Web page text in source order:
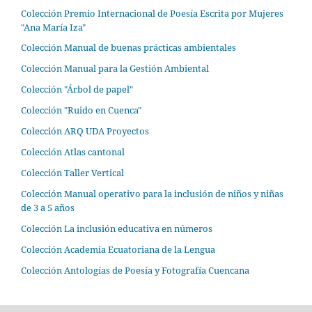
Colección Premio Internacional de Poesía Escrita por Mujeres
"Ana María Iza"
Colección Manual de buenas prácticas ambientales
Colección Manual para la Gestión Ambiental
Colección "Árbol de papel"
Colección "Ruido en Cuenca"
Colección ARQ UDA Proyectos
Colección Atlas cantonal
Colección Taller Vertical
Colección Manual operativo para la inclusión de niños y niñas
de 3 a 5 años
Colección La inclusión educativa en números
Colección Academia Ecuatoriana de la Lengua
Colección Antologías de Poesía y Fotografía Cuencana